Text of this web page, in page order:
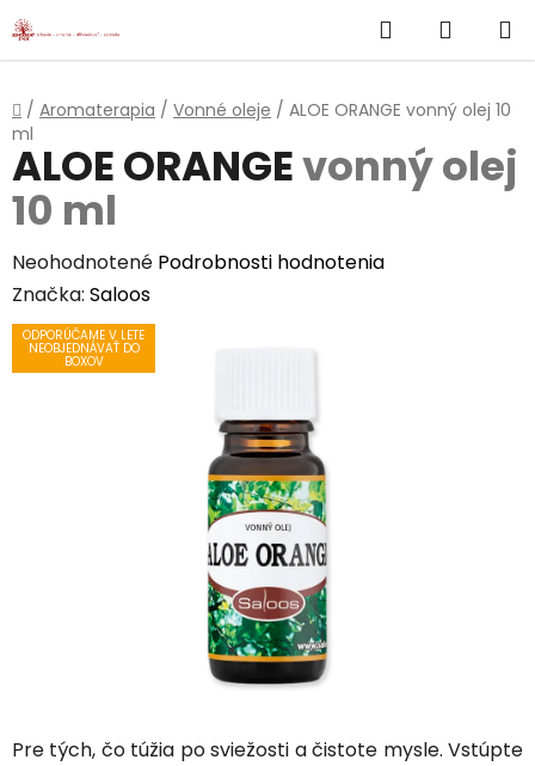
Prejsť
na
Hľadať
KOŠÍK
Domov
/ Aromaterapia / Vonné oleje / ALOE ORANGE vonný olej 10
ml
Pre tých, čo túžia po sviežosti a čistote mysle. Vstúpte
ALOE ORANGEvonný olej
10 ml
Priemerné
hodnotenie
produktu
Neohodnotené Podrobnosti hodnotenia
Značka: Saloos
ODPORÚČAME V LETE
NEOBJEDNÁVAŤ DO
BOXOV